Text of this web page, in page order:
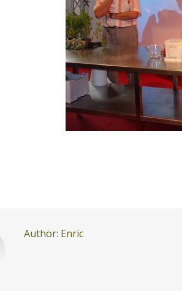
Author: Enric